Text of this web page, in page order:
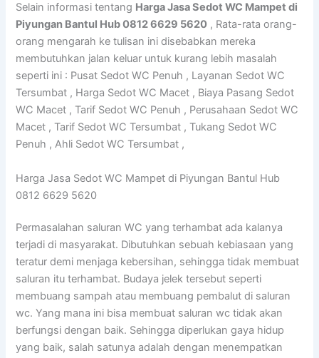
Selain informasi tentang Harga Jasa Sedot WC Mampet di
Piyungan Bantul Hub 0812 6629 5620 , Rata-rata orang-
orang mengarah ke tulisan ini disebabkan mereka
membutuhkan jalan keluar untuk kurang lebih masalah
seperti ini : Pusat Sedot WC Penuh , Layanan Sedot WC
Tersumbat , Harga Sedot WC Macet , Biaya Pasang Sedot
WC Macet , Tarif Sedot WC Penuh , Perusahaan Sedot WC
Macet , Tarif Sedot WC Tersumbat , Tukang Sedot WC
Penuh , Ahli Sedot WC Tersumbat ,
Harga Jasa Sedot WC Mampet di Piyungan Bantul Hub
0812 6629 5620
Permasalahan saluran WC yang terhambat ada kalanya
terjadi di masyarakat. Dibutuhkan sebuah kebiasaan yang
teratur demi menjaga kebersihan, sehingga tidak membuat
saluran itu terhambat. Budaya jelek tersebut seperti
membuang sampah atau membuang pembalut di saluran
wc. Yang mana ini bisa membuat saluran wc tidak akan
berfungsi dengan baik. Sehingga diperlukan gaya hidup
yang baik, salah satunya adalah dengan menempatkan